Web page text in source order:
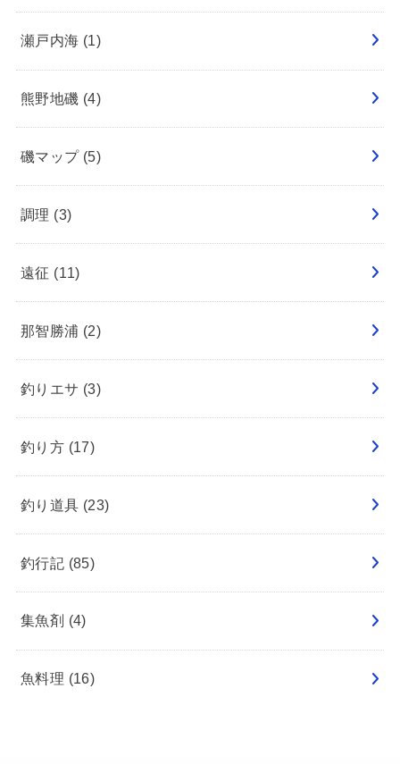
瀬戸内海 (1)
熊野地磯 (4)
磯マップ (5)
調理 (3)
遠征 (11)
那智勝浦 (2)
釣りエサ (3)
釣り方 (17)
釣り道具 (23)
釣行記 (85)
集魚剤 (4)
魚料理 (16)